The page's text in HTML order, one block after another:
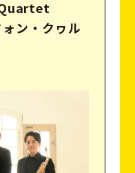
ン・クヮル